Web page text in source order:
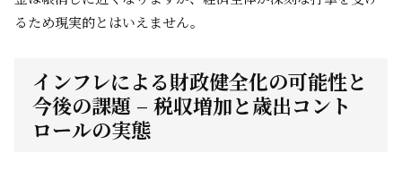
るため現実的とはいえません。
インフレによる財政健全化の可能性と
今後の課題 – 税収増加と歳出コント
ロールの実態